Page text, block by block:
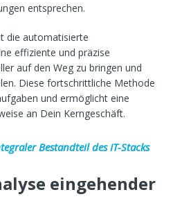
entsprechen.
die automatisierte
effiziente und präzise
auf den Weg zu bringen und
Diese fortschrittliche Methode
und ermöglicht eine
an Dein Kerngeschäft.
Bestandteil des IT-Stacks
eingehender